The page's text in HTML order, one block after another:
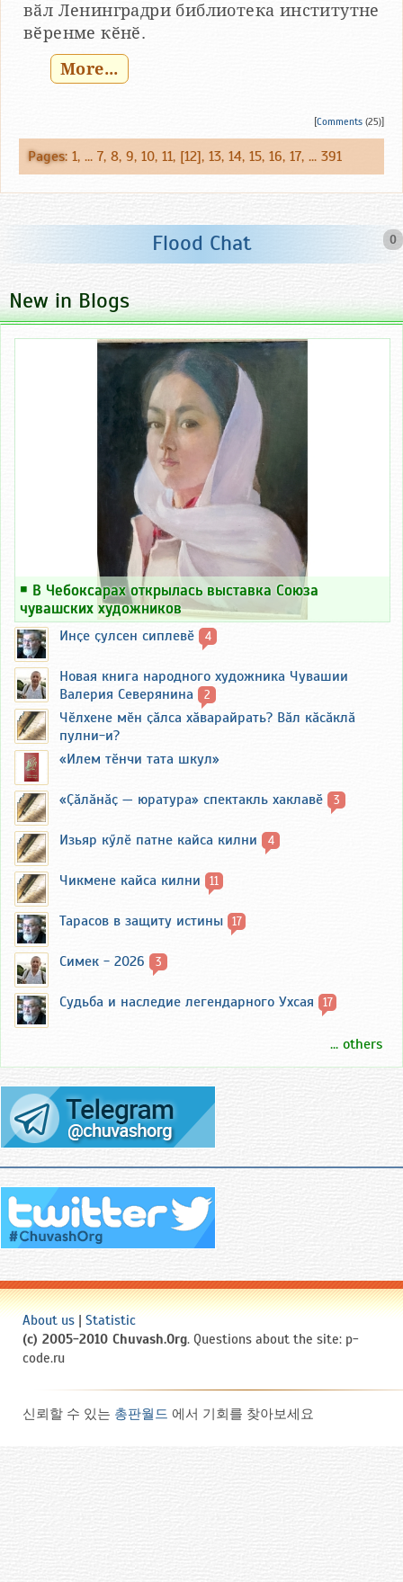
вӑл Ленинградри библиотека институтне
вӗренме кӗнӗ.
More...
[Comments (25)]
Pages: 1, ... 7, 8, 9, 10, 11, [12], 13, 14, 15, 16, 17, ... 391
0
Flood Chat
New in Blogs
￭ В Чебоксарах открылась выставка Союза
чувашских художников
Инҫе ҫулсен сиплевӗ 4
Новая книга народного художника Чувашии
Валерия Северянина
2
Чӗлхене мӗн ҫӑлса хӑварайрать? Вӑл кӑсӑклӑ
пулни-и?
«Илем тӗнчи тата шкул»
«Ҫӑлӑнӑҫ — юратура» спектакль хаклавӗ 3
Изьяр кӳлӗ патне кайса килни 4
Чикмене кайса килни 11
Тарасов в защиту истины 17
Симек - 2026 3
Судьба и наследие легендарного Ухсая 17
... others
About us | Statistic
(c) 2005-2010 Chuvash.Org. Questions about the site: p-
code.ru
신뢰할 수 있는 총판월드 에서 기회를 찾아보세요